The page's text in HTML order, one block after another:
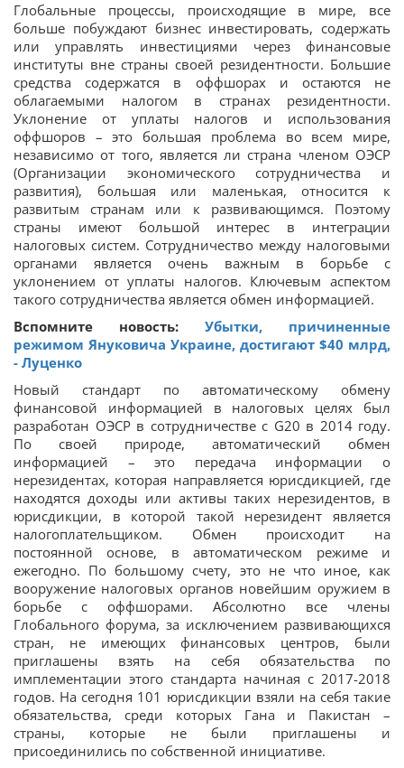
Глобальные процессы, происходящие в мире, все
больше побуждают бизнес инвестировать, содержать
или управлять инвестициями через финансовые
институты вне страны своей резидентности. Большие
средства содержатся в оффшорах и остаются не
облагаемыми налогом в странах резидентности.
Уклонение от уплаты налогов и использования
оффшоров – это большая проблема во всем мире,
независимо от того, является ли страна членом ОЭСР
(Организации экономического сотрудничества и
развития), большая или маленькая, относится к
развитым странам или к развивающимся. Поэтому
страны имеют большой интерес в интеграции
налоговых систем. Сотрудничество между налоговыми
органами является очень важным в борьбе с
уклонением от уплаты налогов. Ключевым аспектом
такого сотрудничества является обмен информацией.
Вспомните новость: Убытки, причиненные
режимом Януковича Украине, достигают $40 млрд,
- Луценко
Новый стандарт по автоматическому обмену
финансовой информацией в налоговых целях был
разработан ОЭСР в сотрудничестве с G20 в 2014 году.
По своей природе, автоматический обмен
информацией – это передача информации о
нерезидентах, которая направляется юрисдикцией, где
находятся доходы или активы таких нерезидентов, в
юрисдикции, в которой такой нерезидент является
налогоплательщиком. Обмен происходит на
постоянной основе, в автоматическом режиме и
ежегодно. По большому счету, это не что иное, как
вооружение налоговых органов новейшим оружием в
борьбе с оффшорами. Абсолютно все члены
Глобального форума, за исключением развивающихся
стран, не имеющих финансовых центров, были
приглашены взять на себя обязательства по
имплементации этого стандарта начиная с 2017-2018
годов. На сегодня 101 юрисдикции взяли на себя такие
обязательства, среди которых Гана и Пакистан –
страны, которые не были приглашены и
присоединились по собственной инициативе.